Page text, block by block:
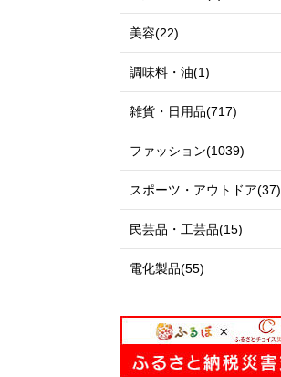
美容(22)
調味料・油(1)
雑貨・日用品(717)
ファッション(1039)
スポーツ・アウトドア(37)
民芸品・工芸品(15)
電化製品(55)